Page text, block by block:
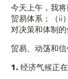
今天上午，我
贸易体系；（ii
对决策和体制的
贸易、动荡和信
1.经济气候正